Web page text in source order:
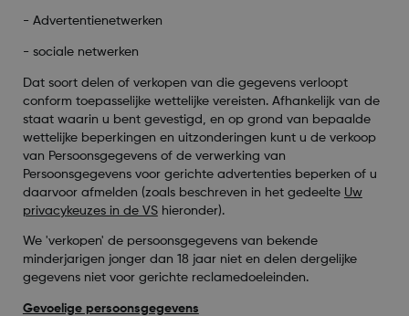
- Advertentienetwerken
- sociale netwerken
Dat soort delen of verkopen van die gegevens verloopt
conform toepasselijke wettelijke vereisten. Afhankelijk van de
staat waarin u bent gevestigd, en op grond van bepaalde
wettelijke beperkingen en uitzonderingen kunt u de verkoop
van Persoonsgegevens of de verwerking van
Persoonsgegevens voor gerichte advertenties beperken of u
daarvoor afmelden (zoals beschreven in het gedeelte Uw
privacykeuzes in de VShieronder).
We 'verkopen' de persoonsgegevens van bekende
minderjarigen jonger dan 18 jaar niet en delen dergelijke
gegevens niet voor gerichte reclamedoeleinden.
Gevoelige persoonsgegevens